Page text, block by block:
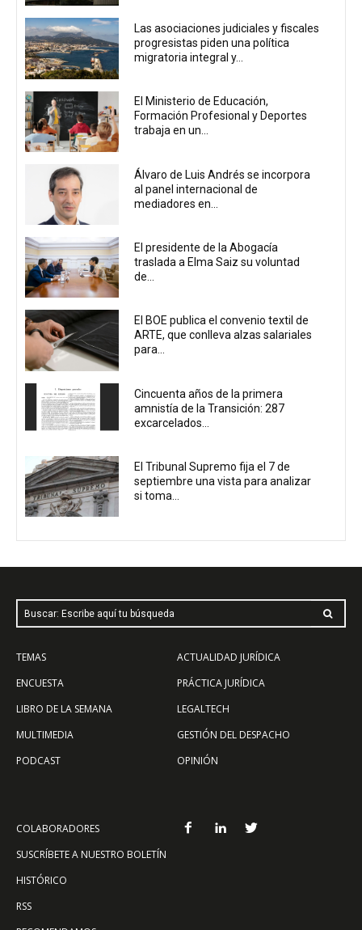
Las asociaciones judiciales y fiscales
progresistas piden una política
migratoria integral y...
El Ministerio de Educación,
Formación Profesional y Deportes
trabaja en un...
Álvaro de Luis Andrés se incorpora
al panel internacional de
mediadores en...
El presidente de la Abogacía
traslada a Elma Saiz su voluntad
de...
El BOE publica el convenio textil de
ARTE, que conlleva alzas salariales
para...
Cincuenta años de la primera
amnistía de la Transición: 287
excarcelados...
El Tribunal Supremo fija el 7 de
septiembre una vista para analizar
si toma...
Buscar: Escribe aquí tu búsqueda
TEMAS
ENCUESTA
LIBRO DE LA SEMANA
MULTIMEDIA
PODCAST
ACTUALIDAD JURÍDICA
PRÁCTICA JURÍDICA
LEGALTECH
GESTIÓN DEL DESPACHO
OPINIÓN
COLABORADORES
SUSCRÍBETE A NUESTRO BOLETÍN
HISTÓRICO
RSS